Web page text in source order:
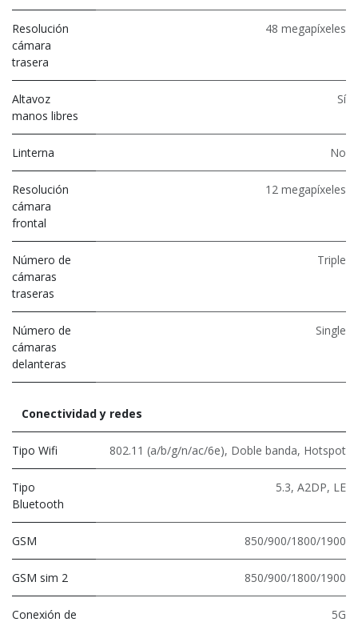
Resolución
cámara
trasera
48 megapíxeles
Altavoz
manos libres
Sí
Linterna No
Resolución
cámara
frontal
12 megapíxeles
Número de
cámaras
traseras
Triple
Número de
cámaras
delanteras
Single
Conectividad y redes
Tipo Wifi 802.11 (a/b/g/n/ac/6e), Doble banda, Hotspot
Tipo
Bluetooth
5.3, A2DP, LE
GSM 850/900/1800/1900
GSM sim 2 850/900/1800/1900
Conexión de 5G